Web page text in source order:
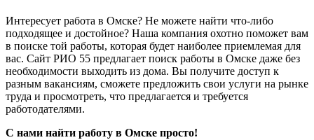
Интересует работа в Омске? Не можете найти что-либо
подходящее и достойное? Наша компания охотно поможет вам
в поиске той работы, которая будет наиболее приемлемая для
вас. Сайт РИО 55 предлагает поиск работы в Омске даже без
необходимости выходить из дома. Вы получите доступ к
разным вакансиям, сможете предложить свои услуги на рынке
труда и просмотреть, что предлагается и требуется
работодателями.
С нами найти работу в Омске просто!